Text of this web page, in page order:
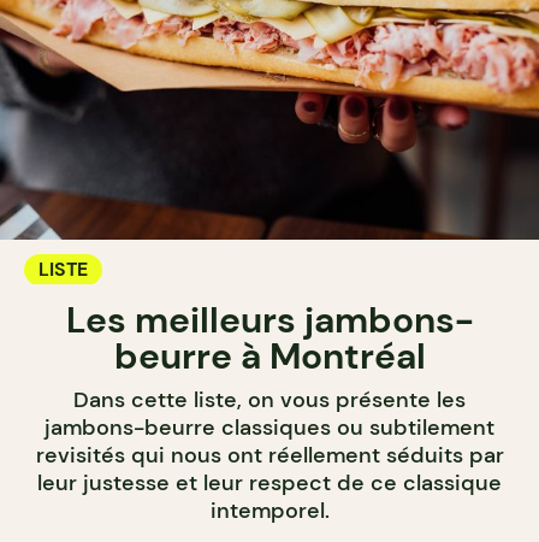
LISTE
Les meilleurs jambons-
beurre à Montréal
Dans cette liste, on vous présente les
jambons-beurre classiques ou subtilement
revisités qui nous ont réellement séduits par
leur justesse et leur respect de ce classique
intemporel.